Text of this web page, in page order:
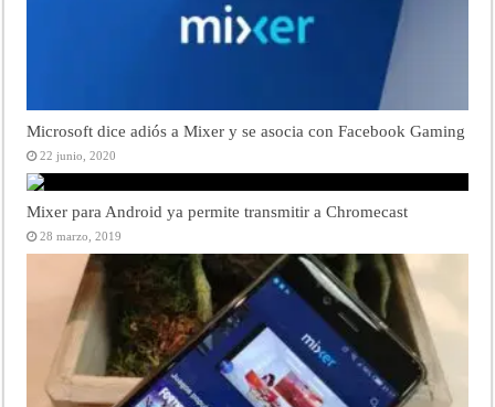
Microsoft dice adiós a Mixer y se asocia con Facebook Gaming
22 junio, 2020
Mixer para Android ya permite transmitir a Chromecast
28 marzo, 2019